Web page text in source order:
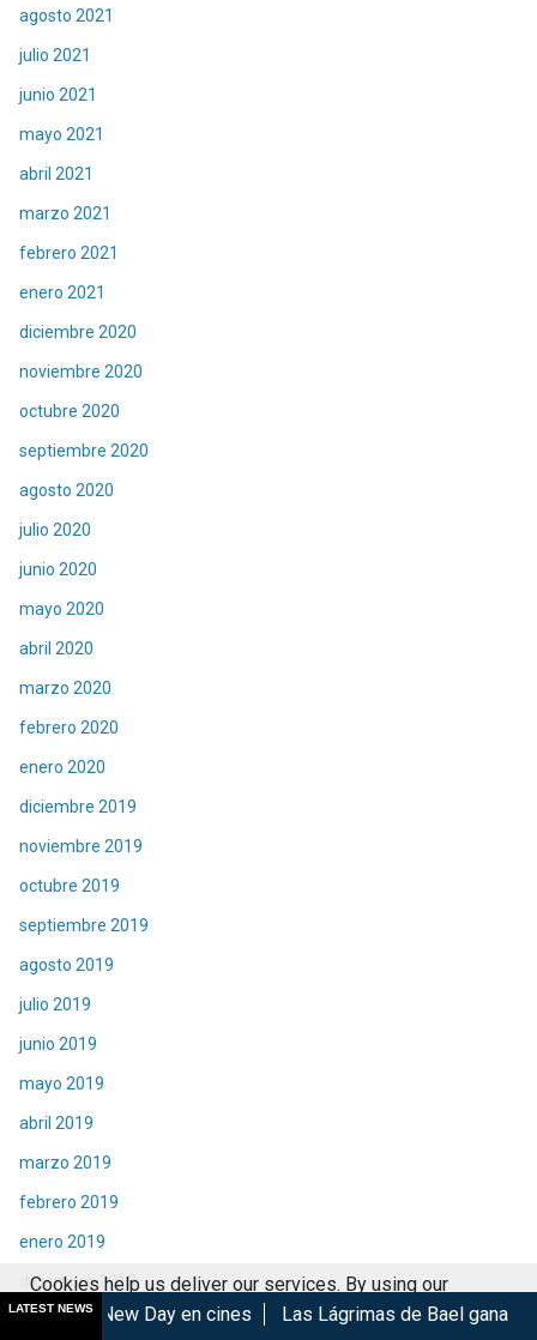
agosto 2021
julio 2021
junio 2021
mayo 2021
abril 2021
marzo 2021
febrero 2021
enero 2021
diciembre 2020
noviembre 2020
octubre 2020
septiembre 2020
agosto 2020
julio 2020
junio 2020
mayo 2020
abril 2020
marzo 2020
febrero 2020
enero 2020
diciembre 2019
noviembre 2019
octubre 2019
septiembre 2019
agosto 2019
julio 2019
junio 2019
mayo 2019
abril 2019
marzo 2019
febrero 2019
enero 2019
diciembre 2018
noviembre 2018
LATEST NEWS
en cines Las Lágrimas de Bael gana en el GIFF 2026
Cookies help us deliver our services. By using our
services, you agree to our use of cookies.
Got it